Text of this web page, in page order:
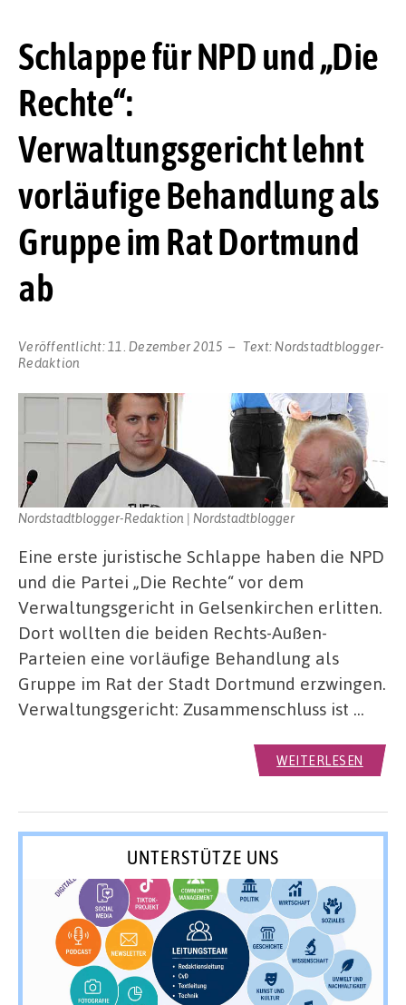
Schlappe für NPD und „Die
Rechte“:
Verwaltungsgericht lehnt
vorläufige Behandlung als
Gruppe im Rat Dortmund
ab
Veröffentlicht: 11. Dezember 2015 Text: Nordstadtblogger-
Redaktion
Nordstadtblogger-Redaktion | Nordstadtblogger
Eine erste juristische Schlappe haben die NPD
und die Partei „Die Rechte“ vor dem
Verwaltungsgericht in Gelsenkirchen erlitten.
Dort wollten die beiden Rechts-Außen-
Parteien eine vorläufige Behandlung als
Gruppe im Rat der Stadt Dortmund erzwingen.
Verwaltungsgericht: Zusammenschluss ist …
WEITERLESEN
UNTERSTÜTZE UNS